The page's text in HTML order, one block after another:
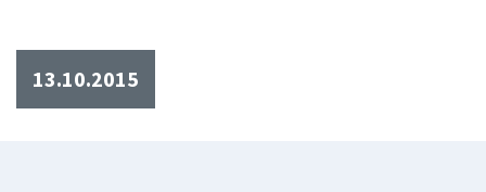
13.10.2015